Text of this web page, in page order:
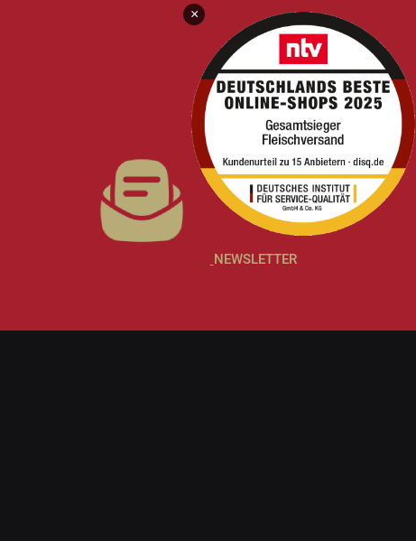
NEWSLETTER
×